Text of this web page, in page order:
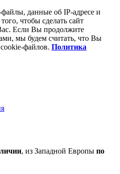
данные об IP-адресе и
чтобы сделать сайт
Если Вы продолжите
мы будем считать, что Вы
файлов. Политика
, из Западной Европы по